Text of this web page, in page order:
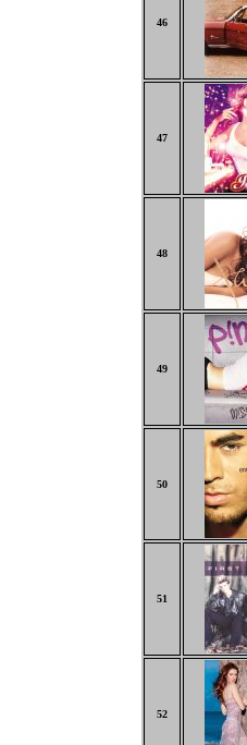
46
47
48
49
50
51
52